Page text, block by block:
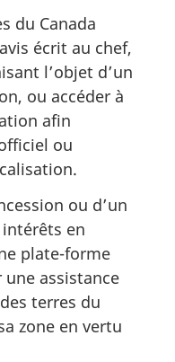
du Canada
écrit au chef,
l’objet d’un
ou accéder à
afin
ou
ou d’un
en
plate-forme
assistance
terres du
zone en vertu